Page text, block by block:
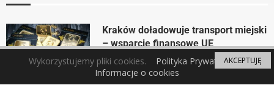
Kraków doładowuje transport miejski
– wsparcie finansowe UE
by Wiadomości Kraków 3 lata ago
Wykorzystujemy pliki cookies.
Polityka Prywatności
Informacje o cookies
AKCEPTUJĘ